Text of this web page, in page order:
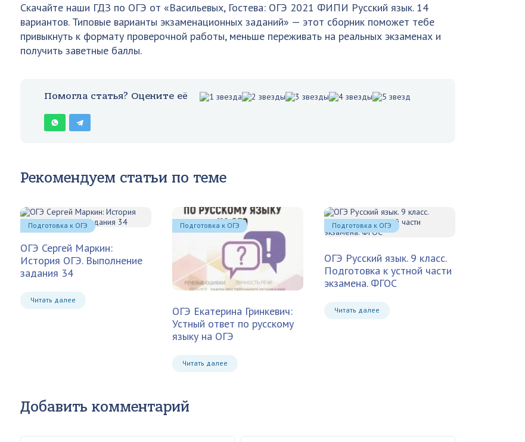
Скачайте наши ГДЗ по ОГЭ от «Васильевых, Гостева: ОГЭ 2021 ФИПИ Русский язык. 14
вариантов. Типовые варианты экзаменационных заданий» — этот сборник поможет тебе
привыкнуть к формату проверочной работы, меньше переживать на реальных экзаменах и
получить заветные баллы.
Помогла статья? Оцените её
Рекомендуем статьи по теме
ОГЭ Сергей Маркин:
История ОГЭ. Выполнение
задания 34
Читать далее
Подготовка к ОГЭ
ОГЭ Екатерина Гринкевич:
Устный ответ по русскому
языку на ОГЭ
Читать далее
Подготовка к ОГЭ
ОГЭ Русский язык. 9 класс.
Подготовка к устной части
экзамена. ФГОС
Читать далее
Подготовка к ОГЭ
Добавить комментарий